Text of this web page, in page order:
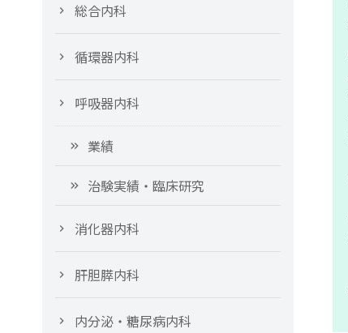
総合内科
循環器内科
呼吸器内科
業績
治験実績・臨床研究
消化器内科
肝胆膵内科
内分泌・糖尿病内科